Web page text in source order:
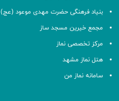
بنیاد فرهنگی حضرت مهدی موعود (عج)
مجمع خیرین مسجد ساز
مرکز تخصصی نماز
هتل نماز مشهد
سامانه نماز من